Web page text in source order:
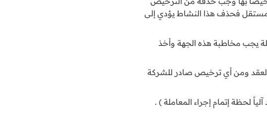
مستقل فحذف هذا النشاط يؤدي إلى
يجب مخاطبة هذه الجهة وأخذ
ومن أي ترخيص صادر للشركة
لحظة إتمام إجراء المعاملة ) .